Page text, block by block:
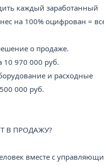
каждый заработанный
на 100% оцифрован =
о продаже.
10 970 000 руб.
и расходные
000 руб.
В ПРОДАЖУ?
вместе с